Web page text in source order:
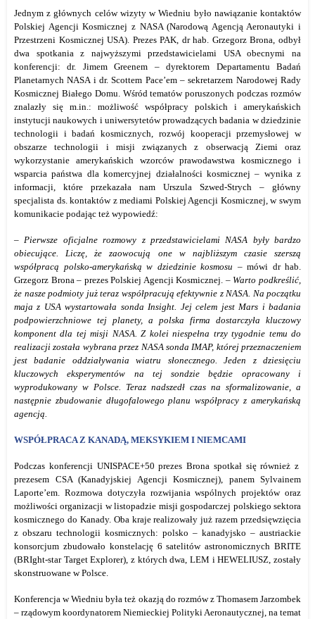
Jednym z głównych celów wizyty w Wiedniu było nawiązanie kontaktów
Polskiej Agencji Kosmicznej z NASA (Narodową Agencją Aeronautyki i
Przestrzeni Kosmicznej USA). Prezes PAK, dr hab. Grzegorz Brona, odbył
dwa spotkania z najwyższymi przedstawicielami USA obecnymi na
konferencji: dr. Jimem Greenem – dyrektorem Departamentu Badań
Planetarnych NASA i dr. Scottem Pace’em – sekretarzem Narodowej Rady
Kosmicznej Białego Domu. Wśród tematów poruszonych podczas rozmów
znalazły się m.in.: możliwość współpracy polskich i amerykańskich
instytucji naukowych i uniwersytetów prowadzących badania w dziedzinie
technologii i badań kosmicznych, rozwój kooperacji przemysłowej w
obszarze technologii i misji związanych z obserwacją Ziemi oraz
wykorzystanie amerykańskich wzorców prawodawstwa kosmicznego i
wsparcia państwa dla komercyjnej działalności kosmicznej – wynika z
informacji, które przekazała nam Urszula Szwed-Strych – główny
specjalista ds. kontaktów z mediami Polskiej Agencji Kosmicznej, w swym
komunikacie podając też wypowiedź:
– Pierwsze oficjalne rozmowy z przedstawicielami NASA były bardzo
obiecujące. Liczę, że zaowocują one w najbliższym czasie szerszą
współpracą polsko-amerykańską w dziedzinie kosmosu – mówi dr hab.
Grzegorz Brona – prezes Polskiej Agencji Kosmicznej. – Warto podkreślić,
że nasze podmioty już teraz współpracują efektywnie z NASA. Na początku
maja z USA wystartowała sonda Insight. Jej celem jest Mars i badania
podpowierzchniowe tej planety, a polska firma dostarczyła kluczowy
komponent dla tej misji NASA. Z kolei niespełna trzy tygodnie temu do
realizacji została wybrana przez NASA sonda IMAP, której przeznaczeniem
jest badanie oddziaływania wiatru słonecznego. Jeden z dziesięciu
kluczowych eksperymentów na tej sondzie będzie opracowany i
wyprodukowany w Polsce. Teraz nadszedł czas na sformalizowanie, a
następnie zbudowanie długofalowego planu współpracy z amerykańską
agencją.
WSPÓŁPRACA Z KANADĄ, MEKSYKIEM I NIEMCAMI
Podczas konferencji UNISPACE+50 prezes Brona spotkał się również z
prezesem CSA (Kanadyjskiej Agencji Kosmicznej), panem Sylvainem
Laporte’em. Rozmowa dotyczyła rozwijania wspólnych projektów oraz
możliwości organizacji w listopadzie misji gospodarczej polskiego sektora
kosmicznego do Kanady. Oba kraje realizowały już razem przedsięwzięcia
z obszaru technologii kosmicznych: polsko – kanadyjsko – austriackie
konsorcjum zbudowało konstelację 6 satelitów astronomicznych BRITE
(BRIght-star Target Explorer), z których dwa, LEM i HEWELIUSZ, zostały
skonstruowane w Polsce.
Konferencja w Wiedniu była też okazją do rozmów z Thomasem Jarzombek
– rządowym koordynatorem Niemieckiej Polityki Aeronautycznej, na temat